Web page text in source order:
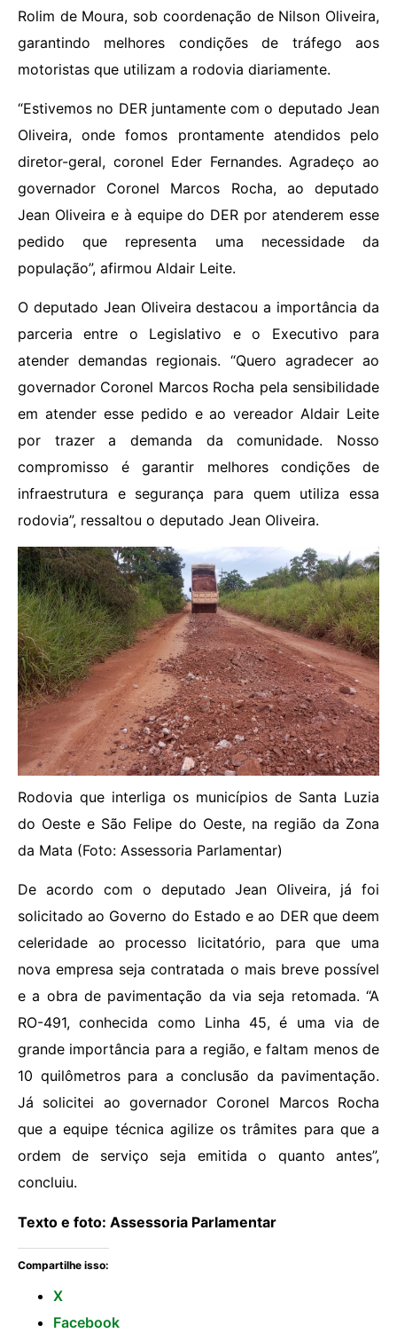
Rolim de Moura, sob coordenação de Nilson Oliveira,
garantindo melhores condições de tráfego aos
motoristas que utilizam a rodovia diariamente.
“Estivemos no DER juntamente com o deputado Jean
Oliveira, onde fomos prontamente atendidos pelo
diretor-geral, coronel Eder Fernandes. Agradeço ao
governador Coronel Marcos Rocha, ao deputado
Jean Oliveira e à equipe do DER por atenderem esse
pedido que representa uma necessidade da
população”, afirmou Aldair Leite.
O deputado Jean Oliveira destacou a importância da
parceria entre o Legislativo e o Executivo para
atender demandas regionais. “Quero agradecer ao
governador Coronel Marcos Rocha pela sensibilidade
em atender esse pedido e ao vereador Aldair Leite
por trazer a demanda da comunidade. Nosso
compromisso é garantir melhores condições de
infraestrutura e segurança para quem utiliza essa
rodovia”, ressaltou o deputado Jean Oliveira.
Rodovia que interliga os municípios de Santa Luzia
do Oeste e São Felipe do Oeste, na região da Zona
da Mata (Foto: Assessoria Parlamentar)
De acordo com o deputado Jean Oliveira, já foi
solicitado ao Governo do Estado e ao DER que deem
celeridade ao processo licitatório, para que uma
nova empresa seja contratada o mais breve possível
e a obra de pavimentação da via seja retomada. “A
RO-491, conhecida como Linha 45, é uma via de
grande importância para a região, e faltam menos de
10 quilômetros para a conclusão da pavimentação.
Já solicitei ao governador Coronel Marcos Rocha
que a equipe técnica agilize os trâmites para que a
ordem de serviço seja emitida o quanto antes”,
concluiu.
Texto e foto: Assessoria Parlamentar
Compartilhe isso:
X
Facebook